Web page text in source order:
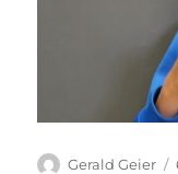
Autor
Gerald Geier